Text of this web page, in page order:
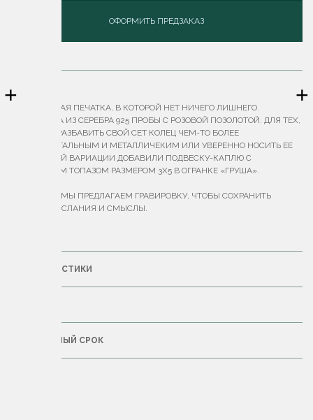
+ +
ОФОРМИТЬ ПРЕДЗАКАЗ
ОПИСАНИЕ
"ЛАКОНИЧНАЯ ПЕЧАТКА, В КОТОРОЙ НЕТ НИЧЕГО ЛИШНЕГО.
ВЫПОЛНЕНА ИЗ СЕРЕБРА 925 ПРОБЫ С РОЗОВОЙ ПОЗОЛОТОЙ. ДЛЯ ТЕХ,
КТО ХОЧЕТ РАЗБАВИТЬ СВОЙ СЕТ КОЛЕЦ ЧЕМ-ТО БОЛЕЕ
ФУНДАМЕНТАЛЬНЫМ И МЕТАЛЛИЧЕКИМ ИЛИ УВЕРЕННО НОСИТЬ ЕЕ
ОДНУ. В ЭТОЙ ВАРИАЦИИ ДОБАВИЛИ ПОДВЕСКУ-КАПЛЮ С
ПРОЗРАЧНЫМ ТОПАЗОМ РАЗМЕРОМ 3Х5 В ОГРАНКЕ «ГРУША».
К КОЛЬЦАМ МЫ ПРЕДЛАГАЕМ ГРАВИРОВКУ, ЧТОБЫ СОХРАНИТЬ
ВАЖНЫЕ ПОСЛАНИЯ И СМЫСЛЫ.
ХАРАКТЕРИСТИКИ
ГАРАНТИЙНЫЙ СРОК